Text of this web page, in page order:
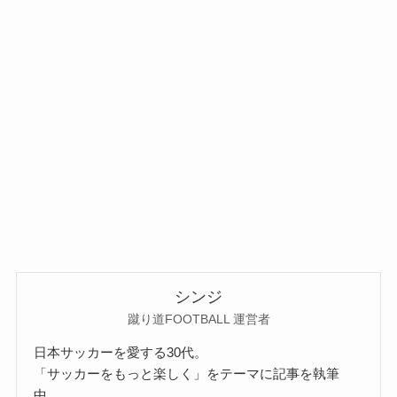
シンジ
蹴り道FOOTBALL 運営者
日本サッカーを愛する30代。
「サッカーをもっと楽しく」をテーマに記事を執筆